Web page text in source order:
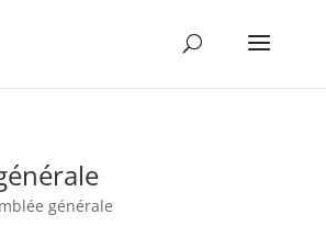
générale